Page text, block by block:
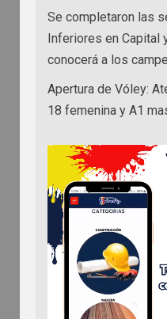
Se completaron las
Inferiores en Capital
conocerá a los
Apertura de Vóley:
18 femenina y A1